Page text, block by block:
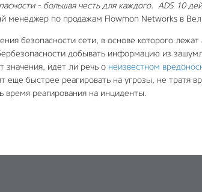
- большая честь для каждого. ADS 10
менеджер по продажам Flowmon Networks в
безопасности сети, в основе которого
добывать информацию из
значения, идет ли речь о неизвестном
еще быстрее реагировать на угрозы, не тратя
время реагирования на инциденты.